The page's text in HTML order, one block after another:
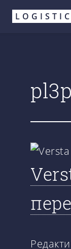
Перейти